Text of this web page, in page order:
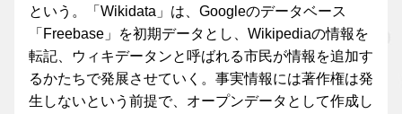
という。「Wikidata」は、Googleのデータベース
「Freebase」を初期データとし、Wikipediaの情報を
転記、ウィキデータンと呼ばれる市民が情報を追加す
るかたちで発展させていく。事実情報には著作権は発
生しないという前提で、オープンデータとして作成し